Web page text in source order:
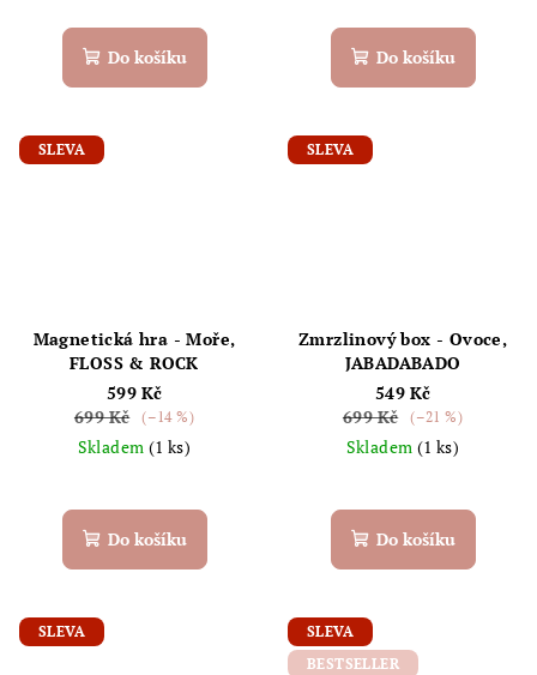
Do košíku Do košíku
SLEVA
Magnetická hra - Moře,
FLOSS & ROCK
599 Kč
699 Kč
(–14 %)
Skladem (1 ks)
Do košíku
SLEVA
Zmrzlinový box - Ovoce,
JABADABADO
549 Kč
699 Kč
(–21 %)
Skladem (1 ks)
Do košíku
SLEVA
SLEVA
BESTSELLER